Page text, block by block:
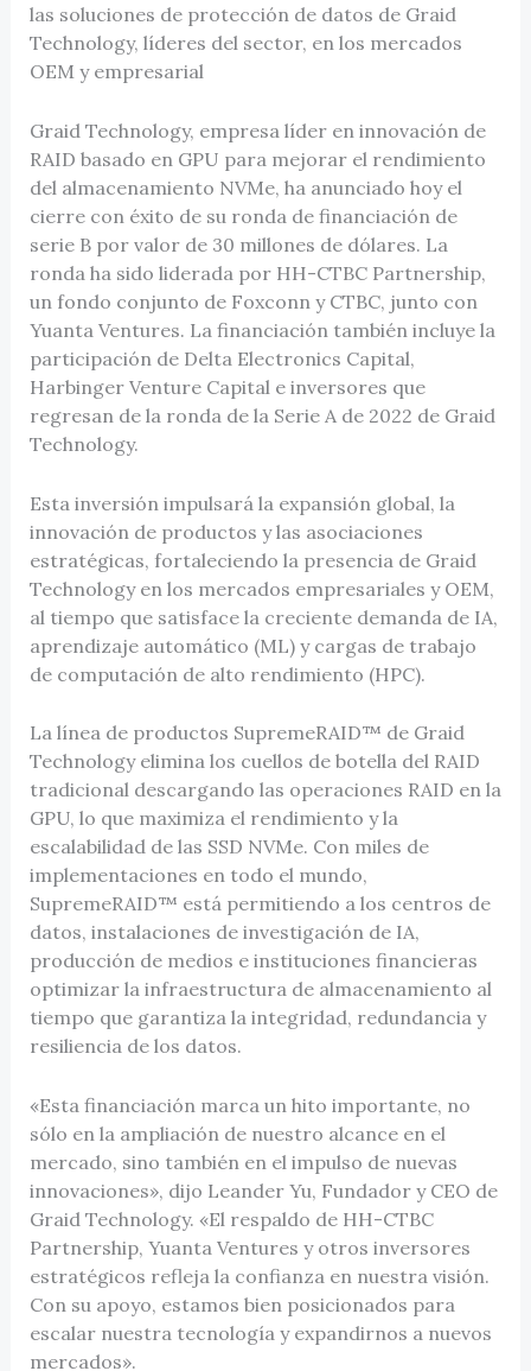
las soluciones de protección de datos de Graid
Technology, líderes del sector, en los mercados
OEM y empresarial
Graid Technology, empresa líder en innovación de
RAID basado en GPU para mejorar el rendimiento
del almacenamiento NVMe, ha anunciado hoy el
cierre con éxito de su ronda de financiación de
serie B por valor de 30 millones de dólares. La
ronda ha sido liderada por HH-CTBC Partnership,
un fondo conjunto de Foxconn y CTBC, junto con
Yuanta Ventures. La financiación también incluye la
participación de Delta Electronics Capital,
Harbinger Venture Capital e inversores que
regresan de la ronda de la Serie A de 2022 de Graid
Technology.
Esta inversión impulsará la expansión global, la
innovación de productos y las asociaciones
estratégicas, fortaleciendo la presencia de Graid
Technology en los mercados empresariales y OEM,
al tiempo que satisface la creciente demanda de IA,
aprendizaje automático (ML) y cargas de trabajo
de computación de alto rendimiento (HPC).
La línea de productos SupremeRAID™ de Graid
Technology elimina los cuellos de botella del RAID
tradicional descargando las operaciones RAID en la
GPU, lo que maximiza el rendimiento y la
escalabilidad de las SSD NVMe. Con miles de
implementaciones en todo el mundo,
SupremeRAID™ está permitiendo a los centros de
datos, instalaciones de investigación de IA,
producción de medios e instituciones financieras
optimizar la infraestructura de almacenamiento al
tiempo que garantiza la integridad, redundancia y
resiliencia de los datos.
«Esta financiación marca un hito importante, no
sólo en la ampliación de nuestro alcance en el
mercado, sino también en el impulso de nuevas
innovaciones», dijo Leander Yu, Fundador y CEO de
Graid Technology. «El respaldo de HH-CTBC
Partnership, Yuanta Ventures y otros inversores
estratégicos refleja la confianza en nuestra visión.
Con su apoyo, estamos bien posicionados para
escalar nuestra tecnología y expandirnos a nuevos
mercados».